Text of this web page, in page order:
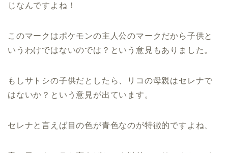
じなんですよね！
このマークはポケモンの主人公のマークだから子供と
いうわけではないのでは？という意見もありました。
もしサトシの子供だとしたら、リコの母親はセレナで
はないか？という意見が出ています。
セレナと言えば目の色が青色なのが特徴的ですよね、